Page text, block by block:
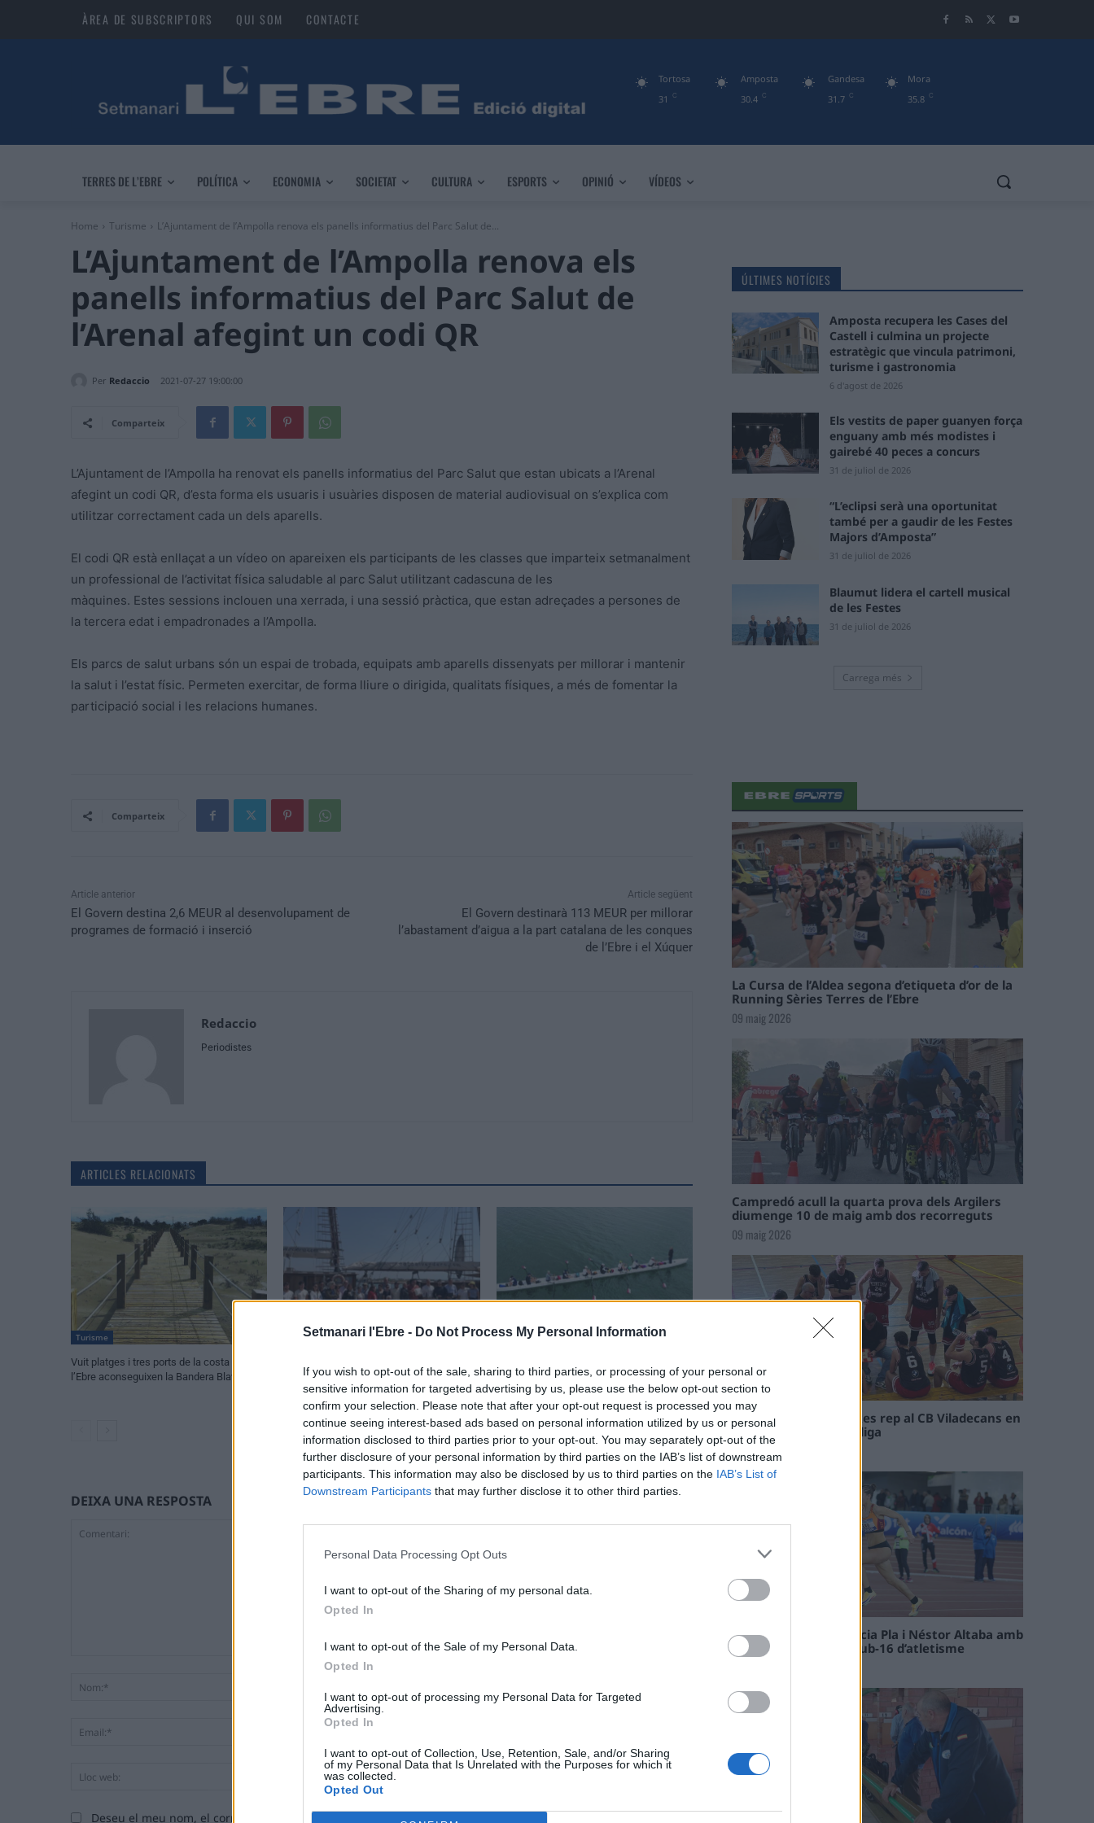
Setmanari l'Ebre - Do Not Process My Personal Information
If you wish to opt-out of the sale, sharing to third parties, or processing of your personal or
sensitive information for targeted advertising by us, please use the below opt-out section to
confirm your selection. Please note that after your opt-out request is processed you may
continue seeing interest-based ads based on personal information utilized by us or personal
information disclosed to third parties prior to your opt-out. You may separately opt-out of the
further disclosure of your personal information by third parties on the IAB’s list of downstream
participants. This information may also be disclosed by us to third parties on the IAB’s List of
Downstream Participants that may further disclose it to other third parties.
Personal Data Processing Opt Outs
I want to opt-out of the Sharing of my personal data.
Opted In
I want to opt-out of the Sale of my Personal Data.
Opted In
I want to opt-out of processing my Personal Data for Targeted
Advertising.
Opted In
I want to opt-out of Collection, Use, Retention, Sale, and/or Sharing
of my Personal Data that Is Unrelated with the Purposes for which it
was collected.
Opted Out
ÀREA DE SUBSCRIPTORS QUI SOM CONTACTE
31 C
Tortosa
30.4 C
Amposta
31.7 C
Gandesa
35.8 C
Mora
TERRES DE L’EBRE POLÍTICA ECONOMIA SOCIETAT CULTURA ESPORTS OPINIÓ VÍDEOS
Home Turisme L’Ajuntament de l’Ampolla renova els panells informatius del Parc Salut de...
L’Ajuntament de l’Ampolla renova els
panells informatius del Parc Salut de
l’Arenal afegint un codi QR
Per Redaccio 2021-07-27 19:00:00
Comparteix
L’Ajuntament de l’Ampolla ha renovat els panells informatius del Parc Salut que estan ubicats a l’Arenal
afegint un codi QR, d’esta forma els usuaris i usuàries disposen de material audiovisual on s’explica com
utilitzar correctament cada un dels aparells.
El codi QR està enllaçat a un vídeo on apareixen els participants de les classes que imparteix setmanalment
un professional de l’activitat física saludable al parc Salut utilitzant cadascuna de les
màquines. Estes sessions inclouen una xerrada, i una sessió pràctica, que estan adreçades a persones de
la tercera edat i empadronades a l’Ampolla.
Els parcs de salut urbans són un espai de trobada, equipats amb aparells dissenyats per millorar i mantenir
la salut i l’estat físic. Permeten exercitar, de forma lliure o dirigida, qualitats físiques, a més de fomentar la
participació social i les relacions humanes.
Comparteix
Article anterior
El Govern destina 2,6 MEUR al desenvolupament de
programes de formació i inserció
Article següent
El Govern destinarà 113 MEUR per millorar
l’abastament d’aigua a la part catalana de les conques
de l’Ebre i el Xúquer
Redaccio
Periodistes
ARTICLES RELACIONATS
Turisme
Vuit platges i tres ports de la costa de
l’Ebre aconseguixen la Bandera Blava 2026
Turisme
vincles amb la Ruta dels Poetes i una
expedició de projecció internacional
Turisme
pilot de turisme fluvial europeu
DEIXA UNA RESPOSTA
Deseu el meu nom, el correu electrònic i el lloc web en aquest navegador per a la propera vegada que
ÚLTIMES NOTÍCIES
Amposta recupera les Cases del
Castell i culmina un projecte
estratègic que vincula patrimoni,
turisme i gastronomia
6 d'agost de 2026
Els vestits de paper guanyen força
enguany amb més modistes i
gairebé 40 peces a concurs
31 de juliol de 2026
“L’eclipsi serà una oportunitat
també per a gaudir de les Festes
Majors d’Amposta”
31 de juliol de 2026
Blaumut lidera el cartell musical
de les Festes
31 de juliol de 2026
Carrega més
La Cursa de l’Aldea segona d’etiqueta d’or de la
Running Sèries Terres de l’Ebre
09 maig 2026
Campredó acull la quarta prova dels Argilers
diumenge 10 de maig amb dos recorreguts
09 maig 2026
El Cantaires amb baixes rep al CB Viladecans en
el tram decisiu de la lliga
09 maig 2026
Paula Sintorres, Patrícia Pla i Néstor Altaba amb
la selecció catalana sub-16 d’atletisme